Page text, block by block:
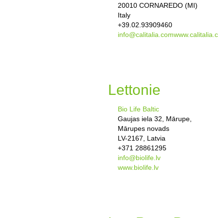
20010 CORNAREDO (MI)
Italy
+39.02.93909460
info@calitalia.com
Lettonie
Bio Life Baltic
Gaujas iela 32, Mārupe,
Mārupes novads
LV-2167, Latvia
+371 28861295
info@biolife.lv
www.biolife.lv